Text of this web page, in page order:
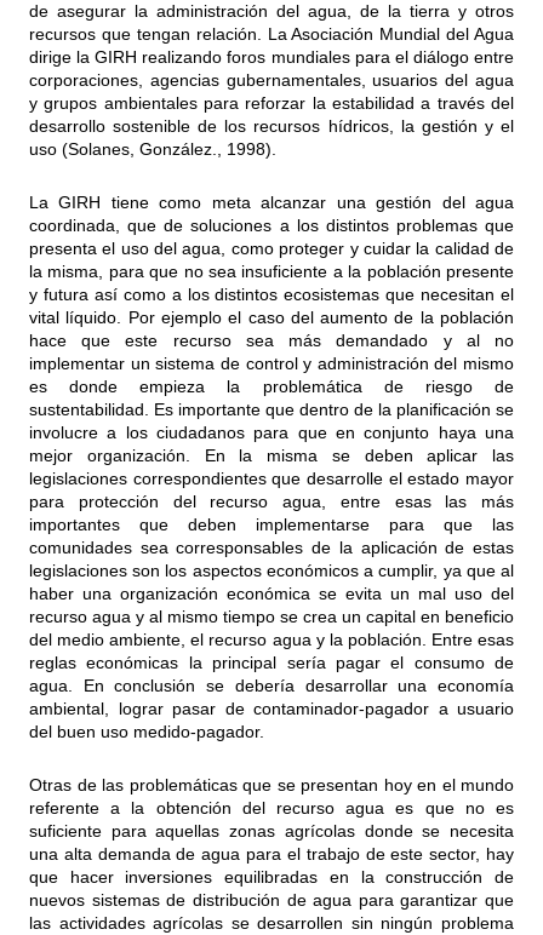
de asegurar la administración del agua, de la tierra y otros
recursos que tengan relación. La Asociación Mundial del Agua
dirige la GIRH realizando foros mundiales para el diálogo entre
corporaciones, agencias gubernamentales, usuarios del agua
y grupos ambientales para reforzar la estabilidad a través del
desarrollo sostenible de los recursos hídricos, la gestión y el
uso (Solanes, González., 1998).
La GIRH tiene como meta alcanzar una gestión del agua
coordinada, que de soluciones a los distintos problemas que
presenta el uso del agua, como proteger y cuidar la calidad de
la misma, para que no sea insuficiente a la población presente
y futura así como a los distintos ecosistemas que necesitan el
vital líquido. Por ejemplo el caso del aumento de la población
hace que este recurso sea más demandado y al no
implementar un sistema de control y administración del mismo
es donde empieza la problemática de riesgo de
sustentabilidad. Es importante que dentro de la planificación se
involucre a los ciudadanos para que en conjunto haya una
mejor organización. En la misma se deben aplicar las
legislaciones correspondientes que desarrolle el estado mayor
para protección del recurso agua, entre esas las más
importantes que deben implementarse para que las
comunidades sea corresponsables de la aplicación de estas
legislaciones son los aspectos económicos a cumplir, ya que al
haber una organización económica se evita un mal uso del
recurso agua y al mismo tiempo se crea un capital en beneficio
del medio ambiente, el recurso agua y la población. Entre esas
reglas económicas la principal sería pagar el consumo de
agua. En conclusión se debería desarrollar una economía
ambiental, lograr pasar de contaminador-pagador a usuario
del buen uso medido-pagador.
Otras de las problemáticas que se presentan hoy en el mundo
referente a la obtención del recurso agua es que no es
suficiente para aquellas zonas agrícolas donde se necesita
una alta demanda de agua para el trabajo de este sector, hay
que hacer inversiones equilibradas en la construcción de
nuevos sistemas de distribución de agua para garantizar que
las actividades agrícolas se desarrollen sin ningún problema